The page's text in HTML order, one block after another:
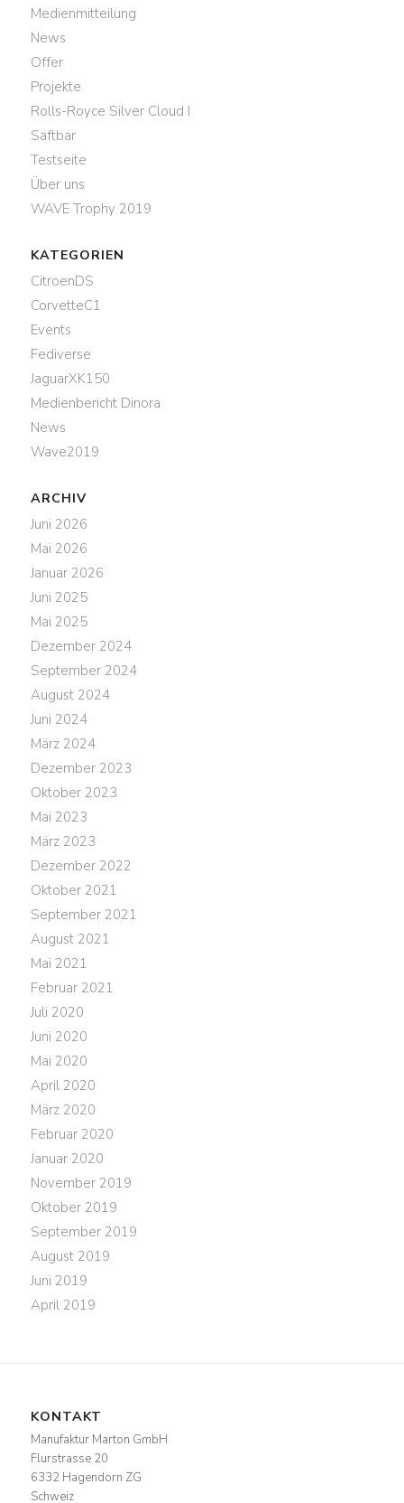
Medienmitteilung
News
Offer
Projekte
Rolls-Royce Silver Cloud I
Saftbar
Testseite
Über uns
WAVE Trophy 2019
KATEGORIEN
CitroenDS
CorvetteC1
Events
Fediverse
JaguarXK150
Medienbericht Dinora
News
Wave2019
ARCHIV
Juni 2026
Mai 2026
Januar 2026
Juni 2025
Mai 2025
Dezember 2024
September 2024
August 2024
Juni 2024
März 2024
Dezember 2023
Oktober 2023
Mai 2023
März 2023
Dezember 2022
Oktober 2021
September 2021
August 2021
Mai 2021
Februar 2021
Juli 2020
Juni 2020
Mai 2020
April 2020
März 2020
Februar 2020
Januar 2020
November 2019
Oktober 2019
September 2019
August 2019
Juni 2019
April 2019
KONTAKT
Manufaktur Marton GmbH
Flurstrasse 20
6332 Hagendorn ZG
Schweiz